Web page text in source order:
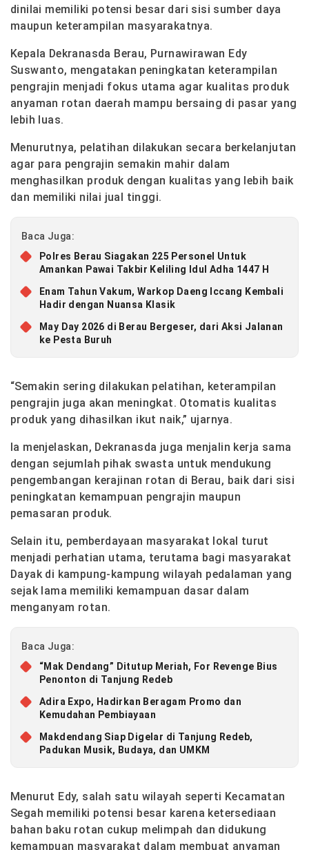
dinilai memiliki potensi besar dari sisi sumber daya
maupun keterampilan masyarakatnya.
Kepala Dekranasda Berau, Purnawirawan Edy
Suswanto, mengatakan peningkatan keterampilan
pengrajin menjadi fokus utama agar kualitas produk
anyaman rotan daerah mampu bersaing di pasar yang
lebih luas.
Menurutnya, pelatihan dilakukan secara berkelanjutan
agar para pengrajin semakin mahir dalam
menghasilkan produk dengan kualitas yang lebih baik
dan memiliki nilai jual tinggi.
Baca Juga:
Polres Berau Siagakan 225 Personel Untuk
Amankan Pawai Takbir Keliling Idul Adha 1447 H
Enam Tahun Vakum, Warkop Daeng Iccang Kembali
Hadir dengan Nuansa Klasik
May Day 2026 di Berau Bergeser, dari Aksi Jalanan
ke Pesta Buruh
“Semakin sering dilakukan pelatihan, keterampilan
pengrajin juga akan meningkat. Otomatis kualitas
produk yang dihasilkan ikut naik,” ujarnya.
Ia menjelaskan, Dekranasda juga menjalin kerja sama
dengan sejumlah pihak swasta untuk mendukung
pengembangan kerajinan rotan di Berau, baik dari sisi
peningkatan kemampuan pengrajin maupun
pemasaran produk.
Selain itu, pemberdayaan masyarakat lokal turut
menjadi perhatian utama, terutama bagi masyarakat
Dayak di kampung-kampung wilayah pedalaman yang
sejak lama memiliki kemampuan dasar dalam
menganyam rotan.
Baca Juga:
“Mak Dendang” Ditutup Meriah, For Revenge Bius
Penonton di Tanjung Redeb
Adira Expo, Hadirkan Beragam Promo dan
Kemudahan Pembiayaan
Makdendang Siap Digelar di Tanjung Redeb,
Padukan Musik, Budaya, dan UMKM
Menurut Edy, salah satu wilayah seperti Kecamatan
Segah memiliki potensi besar karena ketersediaan
bahan baku rotan cukup melimpah dan didukung
kemampuan masyarakat dalam membuat anyaman